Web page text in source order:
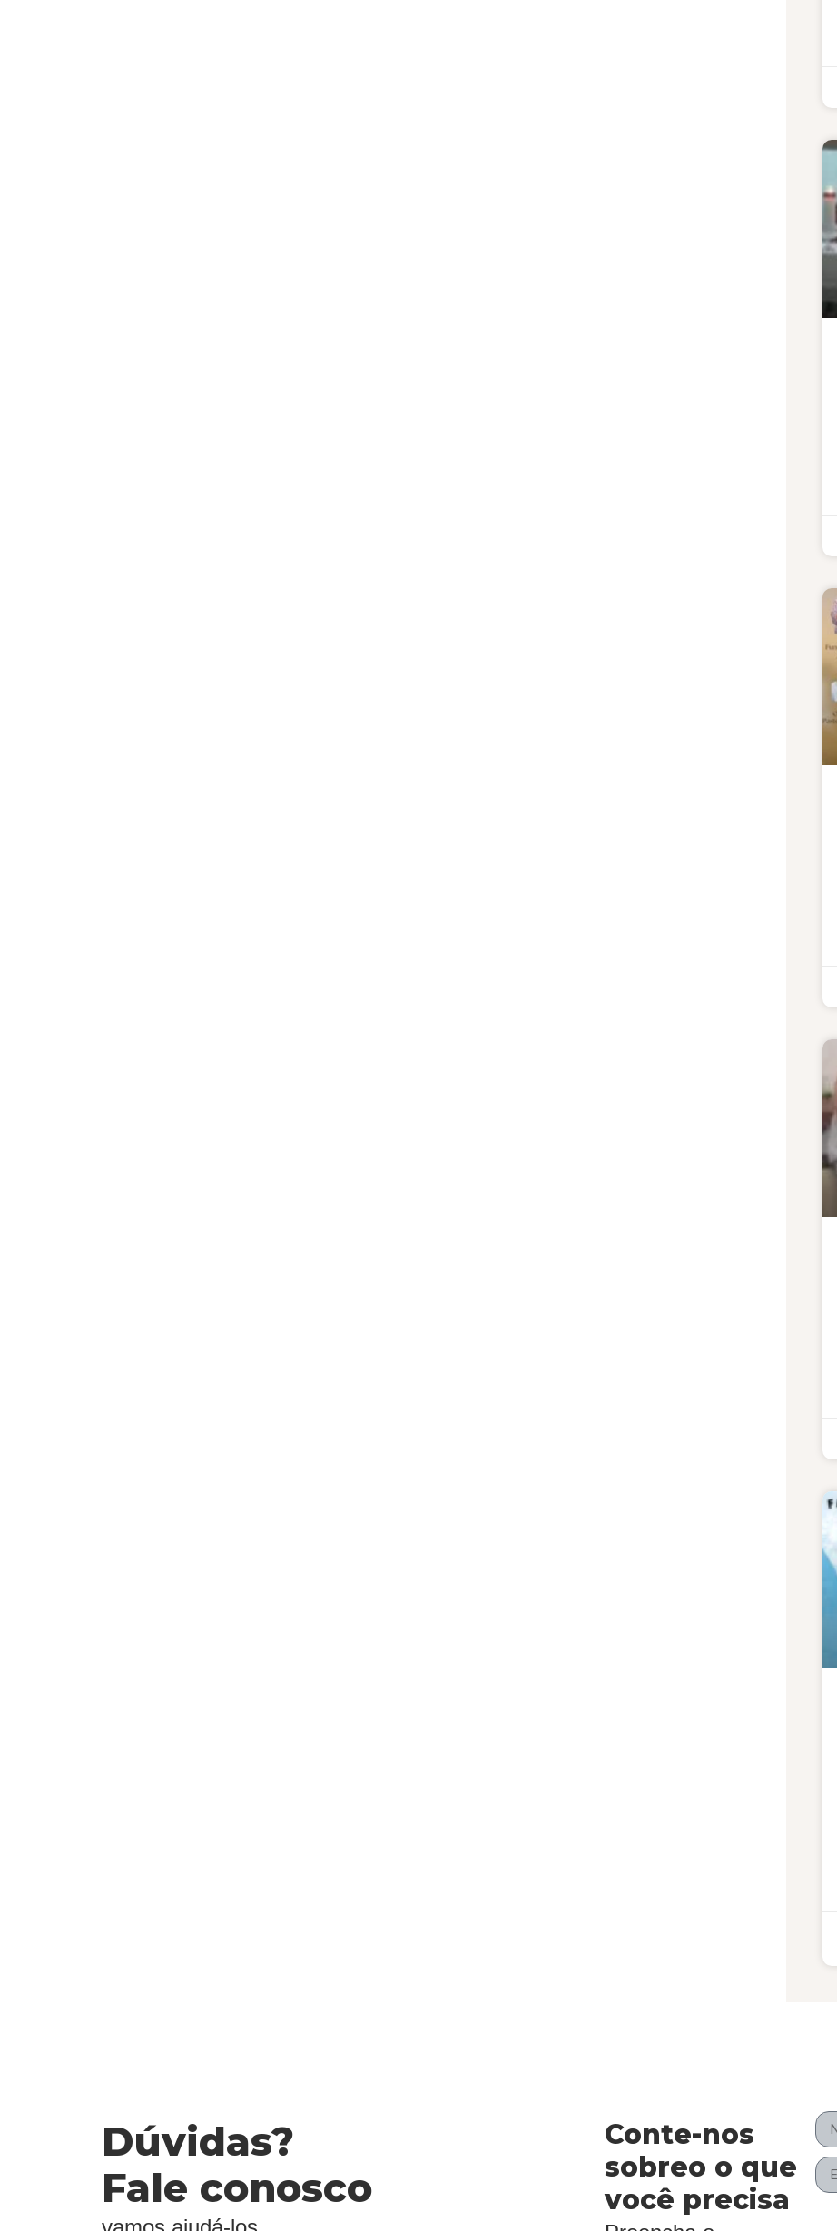
Dúvidas?
Fale conosco
Conte-nos
sobreo o que
você precisa